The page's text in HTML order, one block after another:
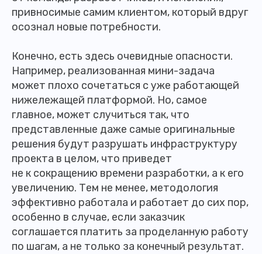
привносимые самим клиентом, который вдруг
осознал новые потребности.
Конечно, есть здесь очевидные опасности.
Например, реализованная мини-задача
может плохо сочетаться с уже работающей
нижележащей платформой. Но, самое
главное, может случиться так, что
представленные даже самые оригинальные
решения будут разрушать инфраструктуру
проекта в целом, что приведет
не к сокращению времени разработки, а к его
увеличению. Тем не менее, методология
эффективно работала и работает до сих пор,
особенно в случае, если заказчик
соглашается платить за проделанную работу
по шагам, а не только за конечный результат.